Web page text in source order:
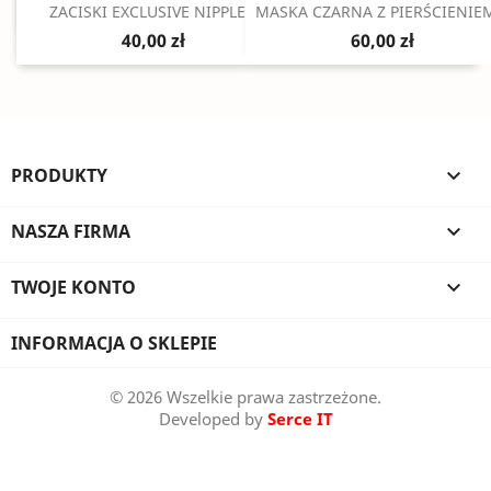
Szybki podgląd
ZACISKI EXCLUSIVE NIPPLE...
40,00 zł
Szybki podgląd
MASKA CZARNA Z
60,00 zł
PRODUKTY 
NASZA FIRMA 
TWOJE KONTO 
INFORMACJA O SKLEPIE
© 2026 Wszelkie prawa zastrzeżone.
Developed by Serce IT